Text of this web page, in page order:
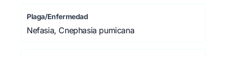
Plaga/Enfermedad
Nefasia, Cnephasia pumicana